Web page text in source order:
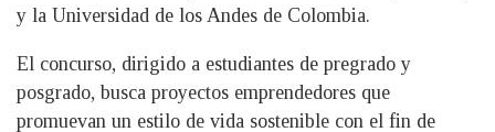
y la Universidad de los Andes de Colombia.
El concurso, dirigido a estudiantes de pregrado y
posgrado, busca proyectos emprendedores que
promuevan un estilo de vida sostenible con el fin de